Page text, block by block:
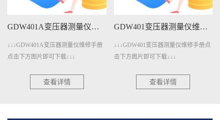
GDW401A变压器测量仪维修手册下载
↓↓↓GDW401A变压器测量仪维修手册
点击下方图片即可下载↓↓↓
查看详情
GDW401变压器测量仪维修手册下载
↓↓↓GDW401变压器测量仪维修手册点
击下方图片即可下载↓↓↓
查看详情